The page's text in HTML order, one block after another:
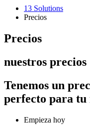
13 Solutions
Precios
Precios
nuestros precios
Tenemos un
perfecto para tu
Empieza hoy